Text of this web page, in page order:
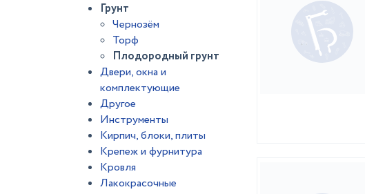
Грунт
Чернозём
Торф
Плодородный грунт
Двери, окна и
комплектующие
Другое
Инструменты
Кирпич, блоки, плиты
Крепеж и фурнитура
Кровля
Лакокрасочные